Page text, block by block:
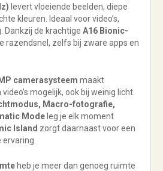
levert vloeiende beelden, diepe
kleuren. Ideaal voor video’s,
Dankzij de krachtige A16 Bionic-
razendsnel, zelfs bij zware apps en
camerasysteem maakt
mogelijk, ook bij weinig licht.
Macro-fotografie,
Mode leg je elk moment
Island zorgt daarnaast voor een
heb je meer dan genoeg ruimte